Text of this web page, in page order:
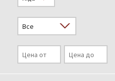
Предприятие
Услуги
Kонтакты